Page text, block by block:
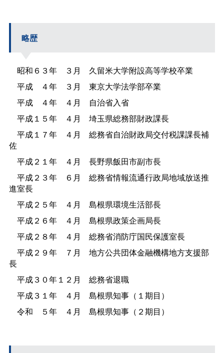
略歴
昭和６３年 ３ 月 久留米大学附設高等学校卒業
平成 ４年 ３ 月 東京大学法学部卒業
平成 ４年 ４ 月 自治省入省
平成１５年 ４ 月 埼玉県総務部財政課長
平成１７年 ４ 月 総務省自治財政局交付税課課長補
佐
平成２１年 ４ 月 長野県飯田市副市長
平成２３年 ６ 月 総務省情報流通行政局地域放送推
進室長
平成２５年 ４ 月 島根県環境生活部長
平成２６年 ４ 月 島根県政策企画局長
平成２８年 ４ 月 総務省消防庁国民保護室長
平成２９年 ７ 月 地方公共団体金融機構地方支援部
長
平成３０年１２ 月 総務省退職
平成３１年 ４ 月 島根県知事（１期目）
令和 ５年 ４ 月 島根県知事（２期目）